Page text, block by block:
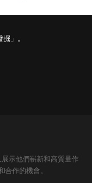
」。
示他們嶄新和高質量作
作的機會。